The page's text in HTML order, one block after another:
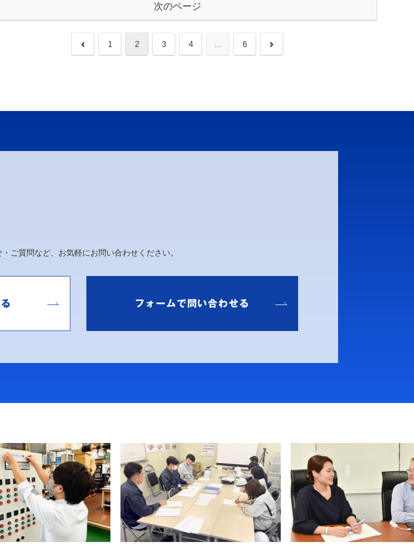
次のページ
前 1 2 3 4 … 6 次
ご質問など、お気軽にお問い合わせください。
フォームで問い合わせる